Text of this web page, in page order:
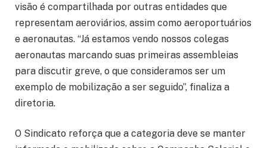
visão é compartilhada por outras entidades que
representam aeroviários, assim como aeroportuários
e aeronautas. “Já estamos vendo nossos colegas
aeronautas marcando suas primeiras assembleias
para discutir greve, o que consideramos ser um
exemplo de mobilização a ser seguido”, finaliza a
diretoria.
O Sindicato reforça que a categoria deve se manter